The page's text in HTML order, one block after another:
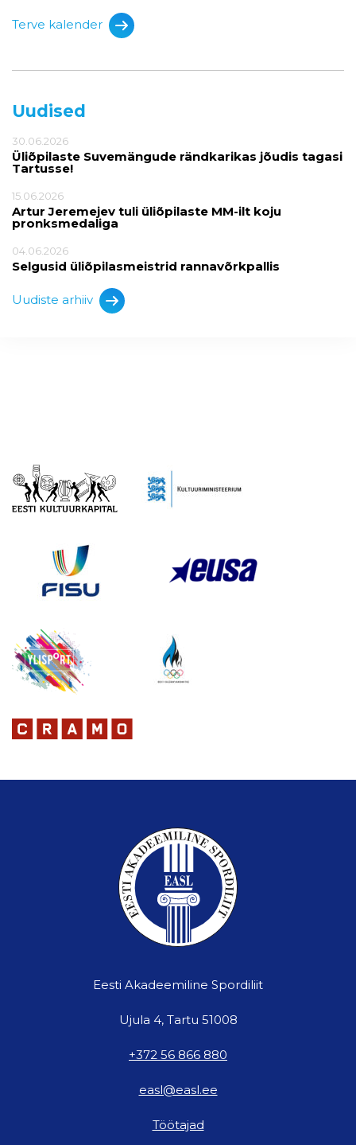
Terve kalender
Uudised
30.06.2026
Üliõpilaste Suvemängude rändkarikas jõudis tagasi
Tartusse!
15.06.2026
Artur Jeremejev tuli üliõpilaste MM-ilt koju
pronksmedaliga
04.06.2026
Selgusid üliõpilasmeistrid rannavõrkpallis
Uudiste arhiiv
Eesti Akadeemiline Spordiliit
Ujula 4, Tartu 51008
+372 56 866 880
easl@easl.ee
Töötajad